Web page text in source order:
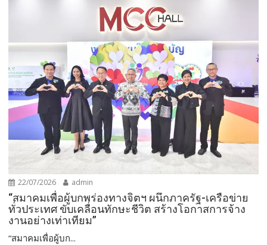
22/07/2026 admin
“สมาคมเพื่อผู้บกพร่องทางจิตฯ ผนึกภาครัฐ-เครือข่าย
ทั่วประเทศ ขับเคลื่อนทักษะชีวิต สร้างโอกาสการจ้าง
งานอย่างเท่าเทียม”
“สมาคมเพื่อผู้บก...